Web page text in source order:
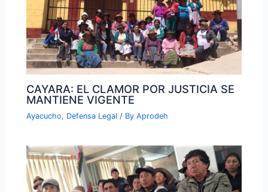
CAYARA: EL CLAMOR POR JUSTICIA SE
MANTIENE VIGENTE
Ayacucho, Defensa Legal / ByAprodeh